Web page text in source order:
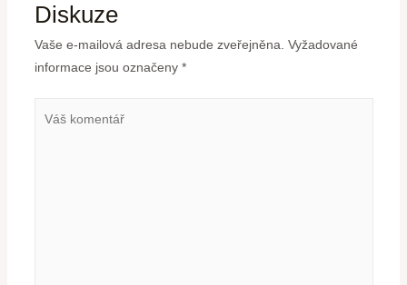
Diskuze
Vaše e-mailová adresa nebude zveřejněna. Vyžadované
informace jsou označeny *